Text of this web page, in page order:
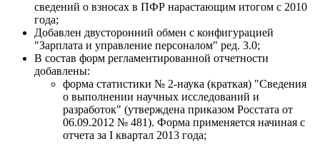
сведений о взносах в ПФР нарастающим итогом с 2010
года;
Добавлен двусторонний обмен с конфигурацией
"Зарплата и управление персоналом" ред. 3.0;
В состав форм регламентированной отчетности
добавлены:
форма статистики № 2-наука (краткая) "Сведения
о выполнении научных исследований и
разработок" (утверждена приказом Росстата от
06.09.2012 № 481). Форма применяется начиная с
отчета за I квартал 2013 года;